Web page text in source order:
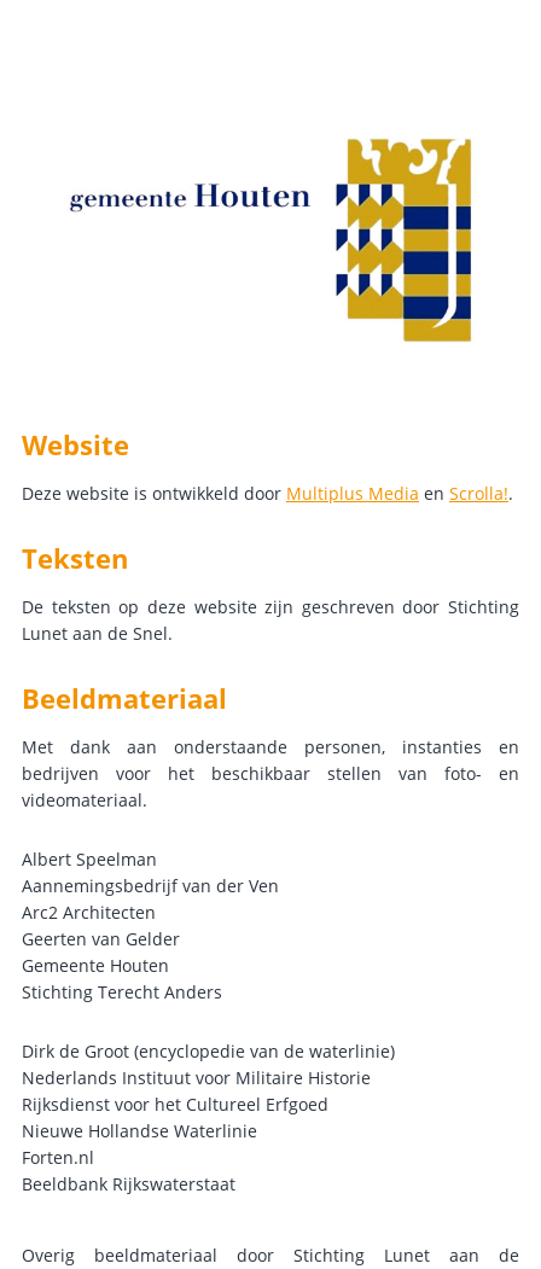
Website
Deze website is ontwikkeld door Multiplus Media en Scrolla!.
Teksten
De teksten op deze website zijn geschreven door Stichting
Lunet aan de Snel.
Beeldmateriaal
Met dank aan onderstaande personen, instanties en
bedrijven voor het beschikbaar stellen van foto- en
videomateriaal.
Albert Speelman
Aannemingsbedrijf van der Ven
Arc2 Architecten
Geerten van Gelder
Gemeente Houten
Stichting Terecht Anders
Dirk de Groot (encyclopedie van de waterlinie)
Nederlands Instituut voor Militaire Historie
Rijksdienst voor het Cultureel Erfgoed
Nieuwe Hollandse Waterlinie
Forten.nl
Beeldbank Rijkswaterstaat
Overig beeldmateriaal door Stichting Lunet aan de